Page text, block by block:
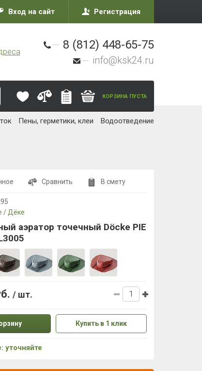
Вход на сайт Регистрация
8 (812) 448-65-75
info@ksk24.ru
КОРЗИНА ПУСТА
Пены, герметики, клеи Водоотведение
Сравнить В смету
/ Дёке
аэратор точечный Döcke PIE
/ шт.
Купить в 1 клик
уточняйте